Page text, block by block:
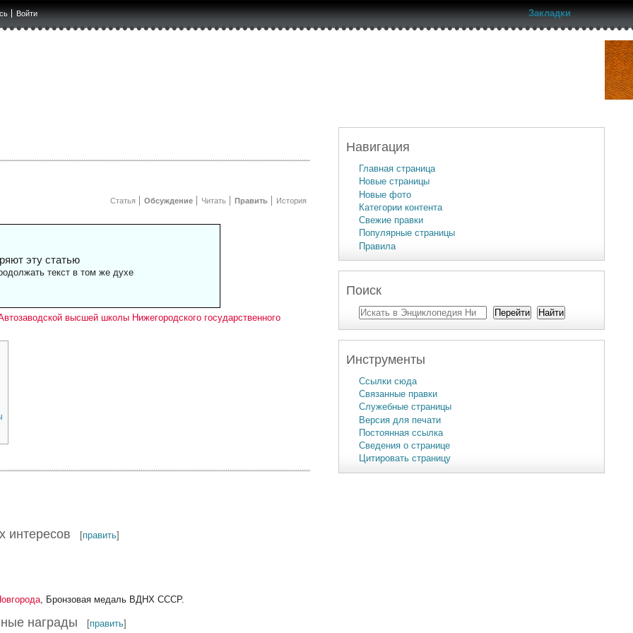
Войти Закладки
Статья Обсуждение Читать Править История
эту статью
текст в том же духе
высшей школы Нижегородского государственного
интересов [править]
, Бронзовая медаль ВДНХ СССР.
награды [править]
Навигация
Главная страница
Новые страницы
Новые фото
Категории контента
Свежие правки
Популярные страницы
Правила
Поиск
Инструменты
Ссылки сюда
Связанные правки
Служебные страницы
Версия для печати
Постоянная ссылка
Сведения о странице
Цитировать страницу